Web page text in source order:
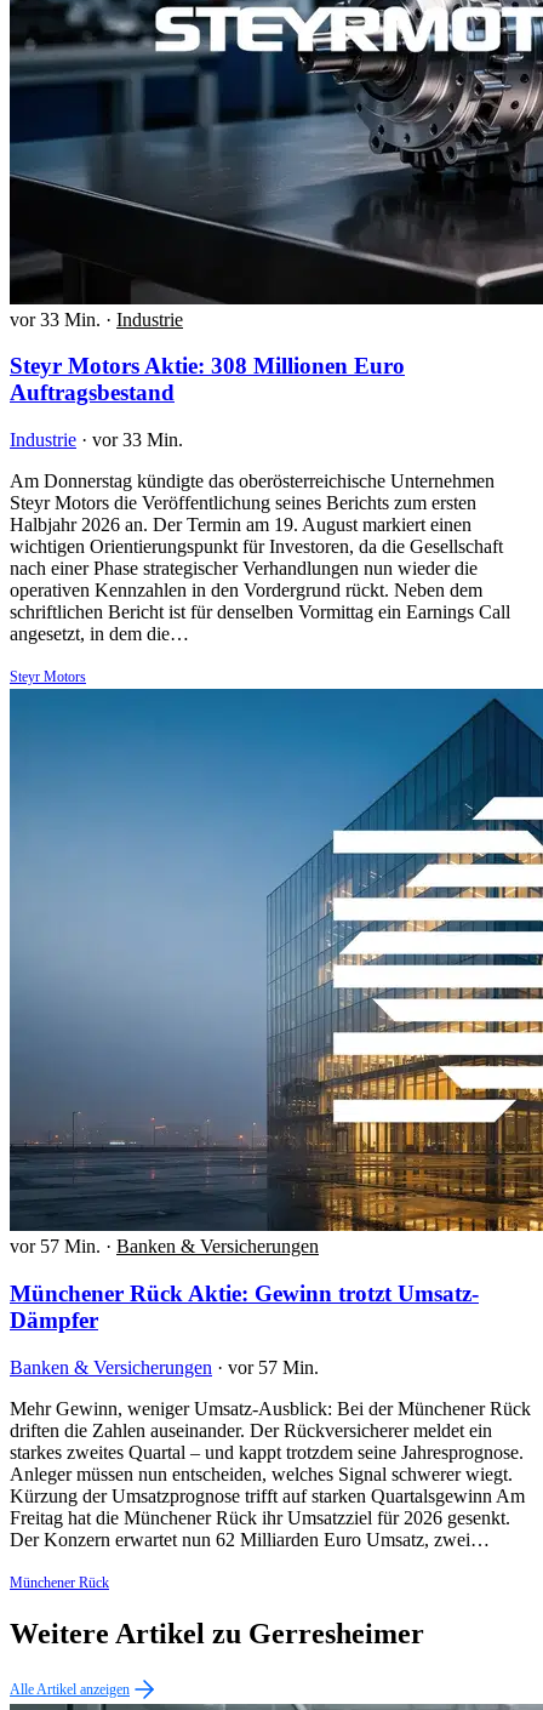
vor 33 Min. · Industrie
Steyr Motors Aktie: 308 Millionen Euro
Auftragsbestand
Industrie · vor 33 Min.
Am Donnerstag kündigte das oberösterreichische Unternehmen
Steyr Motors die Veröffentlichung seines Berichts zum ersten
Halbjahr 2026 an. Der Termin am 19. August markiert einen
wichtigen Orientierungspunkt für Investoren, da die Gesellschaft
nach einer Phase strategischer Verhandlungen nun wieder die
operativen Kennzahlen in den Vordergrund rückt. Neben dem
schriftlichen Bericht ist für denselben Vormittag ein Earnings Call
angesetzt, in dem die…
Steyr Motors
vor 57 Min. · Banken & Versicherungen
Münchener Rück Aktie: Gewinn trotzt Umsatz-
Dämpfer
Banken & Versicherungen · vor 57 Min.
Mehr Gewinn, weniger Umsatz-Ausblick: Bei der Münchener Rück
driften die Zahlen auseinander. Der Rückversicherer meldet ein
starkes zweites Quartal – und kappt trotzdem seine Jahresprognose.
Anleger müssen nun entscheiden, welches Signal schwerer wiegt.
Kürzung der Umsatzprognose trifft auf starken Quartalsgewinn Am
Freitag hat die Münchener Rück ihr Umsatzziel für 2026 gesenkt.
Der Konzern erwartet nun 62 Milliarden Euro Umsatz, zwei…
Münchener Rück
Weitere Artikel zu Gerresheimer
Alle Artikel anzeigen